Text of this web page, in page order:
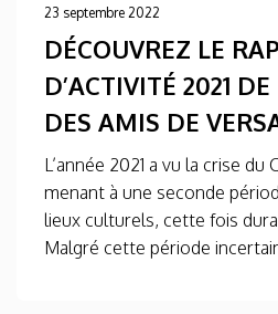
23 septembre 2022
DÉCOUVREZ LE
D’ACTIVITÉ 2021
DES AMIS DE
L’année 2021 a vu la crise du
menant à une seconde
lieux culturels, cette fois
Malgré cette période